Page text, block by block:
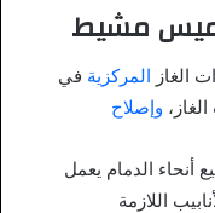
مشيط
الغاز المركزية في
وإصلاح
الدمام يعمل
اللازمة